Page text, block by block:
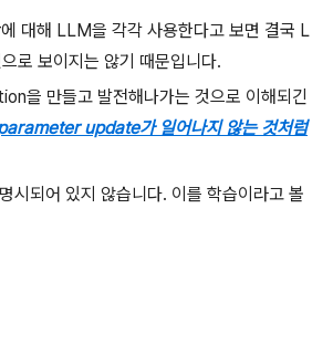
대해 LLM을 각각 사용한다고 보면 결국 L
로 보이지는 않기 때문입니다.
을 만들고 발전해나가는 것으로 이해되긴
update가 일어나지 않는 것처럼
시되어 있지 않습니다. 이를 학습이라고 볼